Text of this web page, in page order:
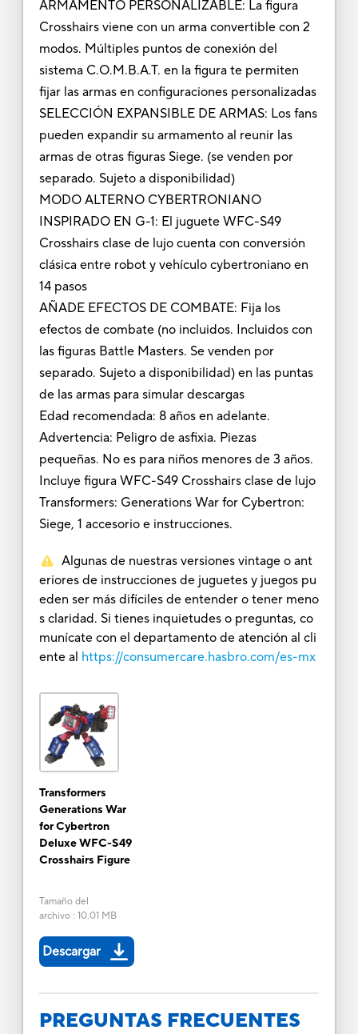
ARMAMENTO PERSONALIZABLE: La figura
Crosshairs viene con un arma convertible con 2
modos. Múltiples puntos de conexión del
sistema C.O.M.B.A.T. en la figura te permiten
fijar las armas en configuraciones personalizadas
SELECCIÓN EXPANSIBLE DE ARMAS: Los fans
pueden expandir su armamento al reunir las
armas de otras figuras Siege. (se venden por
separado. Sujeto a disponibilidad)
MODO ALTERNO CYBERTRONIANO
INSPIRADO EN G-1: El juguete WFC-S49
Crosshairs clase de lujo cuenta con conversión
clásica entre robot y vehículo cybertroniano en
14 pasos
AÑADE EFECTOS DE COMBATE: Fija los
efectos de combate (no incluidos. Incluidos con
las figuras Battle Masters. Se venden por
separado. Sujeto a disponibilidad) en las puntas
de las armas para simular descargas
Edad recomendada: 8 años en adelante.
Advertencia: Peligro de asfixia. Piezas
pequeñas. No es para niños menores de 3 años.
Incluye figura WFC-S49 Crosshairs clase de lujo
Transformers: Generations War for Cybertron:
Siege, 1 accesorio e instrucciones.
Algunas de nuestras versiones vintage o ant
eriores de instrucciones de juguetes y juegos pu
eden ser más difíciles de entender o tener meno
s claridad. Si tienes inquietudes o preguntas, co
munícate con el departamento de atención al cli
ente al https://consumercare.hasbro.com/es-mx
Transformers
Generations War
for Cybertron
Deluxe WFC-S49
Crosshairs Figure
Tamaño del
archivo: 10.01 MB
Descargar
PREGUNTAS FRECUENTES